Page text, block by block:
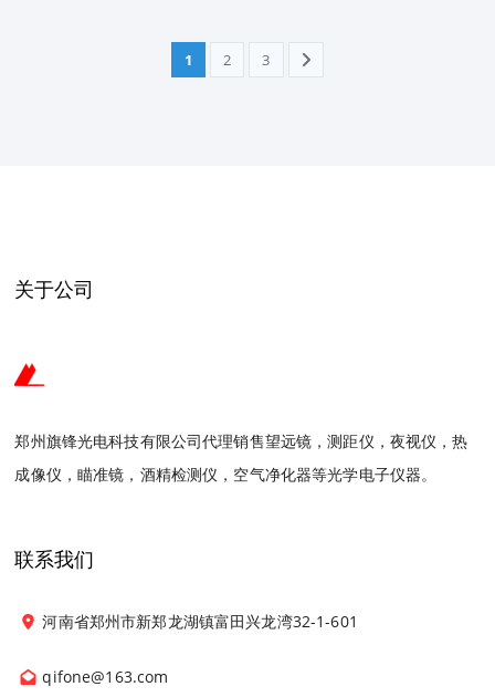
1 2 3
关于公司
郑州旗锋光电科技有限公司代理销售望远镜，测距仪，夜视仪，热
成像仪，瞄准镜，酒精检测仪，空气净化器等光学电子仪器。
联系我们
河南省郑州市新郑龙湖镇富田兴龙湾32-1-601
qifone@163.com